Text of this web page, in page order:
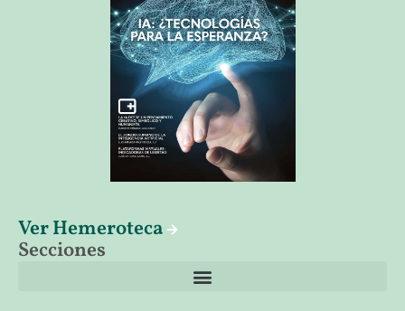
Ver Hemeroteca
Secciones